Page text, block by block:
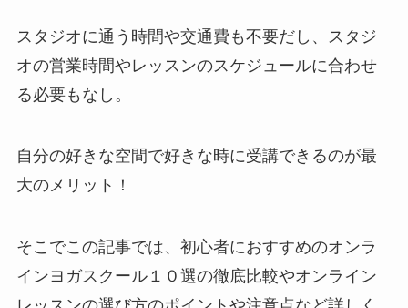
スタジオに通う時間や交通費も不要だし、スタジ
オの営業時間やレッスンのスケジュールに合わせ
る必要もなし。
自分の好きな空間で好きな時に受講できるのが最
大のメリット！
そこでこの記事では、初心者におすすめのオンラ
インヨガスクール１０選の徹底比較やオンライン